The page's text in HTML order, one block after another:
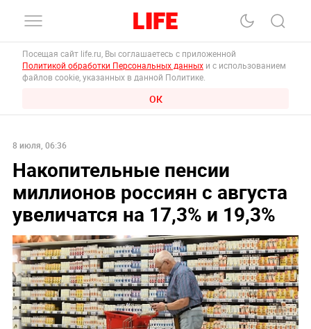
Посещая сайт life.ru, Вы соглашаетесь с приложенной
Политикой обработки Персональных данных и с использованием
файлов cookie, указанных в данной Политике.
ОК
8 июля, 06:36
Накопительные пенсии
миллионов россиян с августа
увеличатся на 17,3% и 19,3%